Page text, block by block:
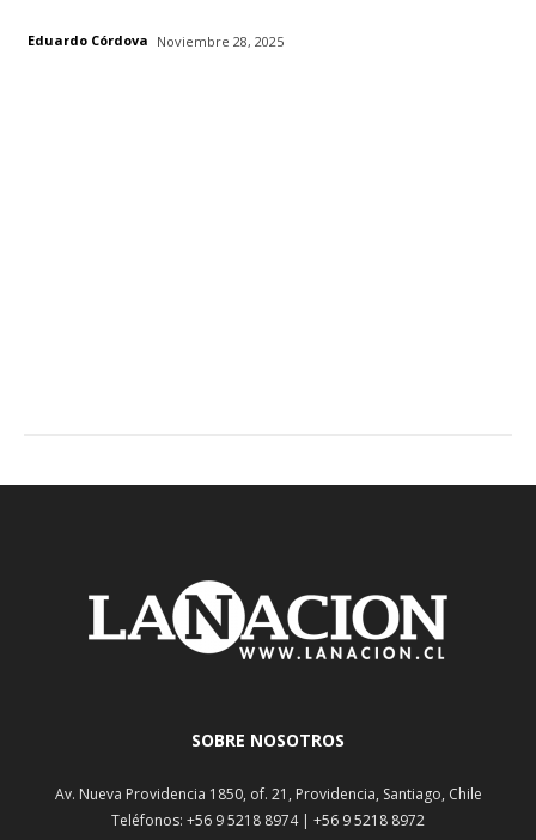
Eduardo Córdova Noviembre 28, 2025
SOBRE NOSOTROS
Av. Nueva Providencia 1850, of. 21, Providencia, Santiago, Chile
Teléfonos: +56 9 5218 8974 | +56 9 5218 8972